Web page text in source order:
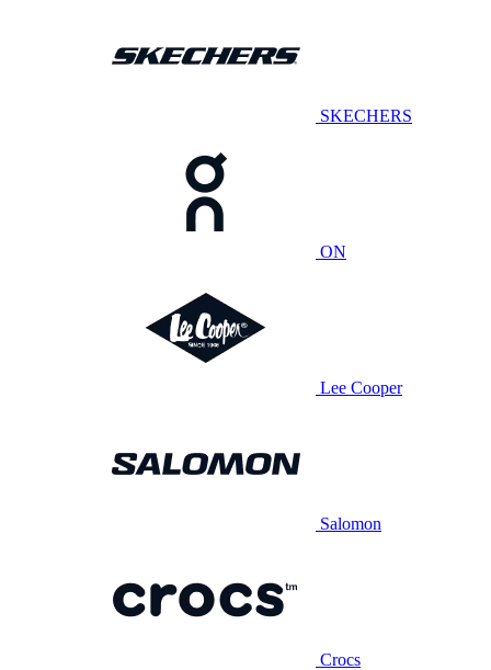
SKECHERS
ON
Lee Cooper
Salomon
Crocs